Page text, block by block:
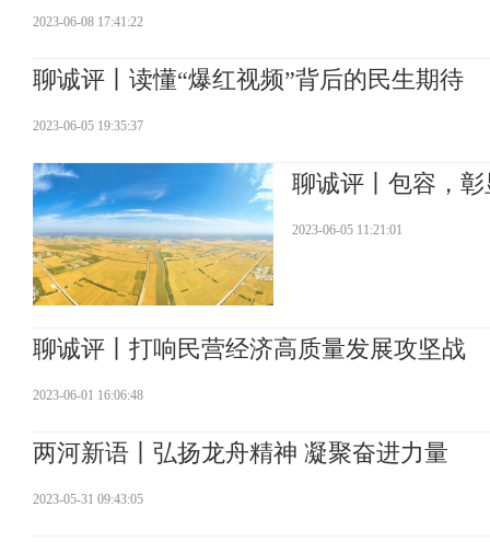
2023-06-08 17:41:22
聊诚评丨读懂“爆红视频”背后的民生期待
2023-06-05 19:35:37
聊诚评丨包容，
2023-06-05 11:21:01
聊诚评丨打响民营经济高质量发展攻坚战
2023-06-01 16:06:48
两河新语丨弘扬龙舟精神 凝聚奋进力量
2023-05-31 09:43:05